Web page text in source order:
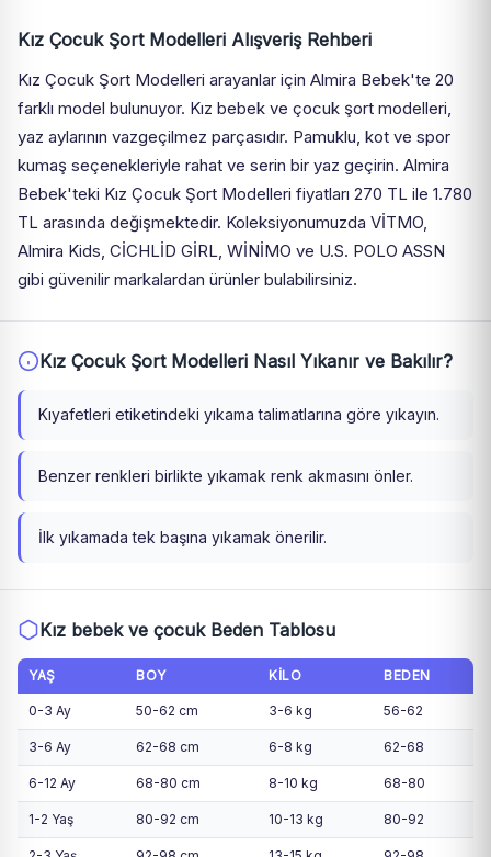
Kız Çocuk Şort Modelleri Alışveriş Rehberi
Kız Çocuk Şort Modelleri arayanlar için Almira Bebek'te 20
farklı model bulunuyor. Kız bebek ve çocuk şort modelleri,
yaz aylarının vazgeçilmez parçasıdır. Pamuklu, kot ve spor
kumaş seçenekleriyle rahat ve serin bir yaz geçirin. Almira
Bebek'teki Kız Çocuk Şort Modelleri fiyatları 270 TL ile 1.780
TL arasında değişmektedir. Koleksiyonumuzda VİTMO,
Almira Kids, CİCHLİD GİRL, WİNİMO ve U.S. POLO ASSN
gibi güvenilir markalardan ürünler bulabilirsiniz.
Kız Çocuk Şort Modelleri Nasıl Yıkanır ve Bakılır?
Kıyafetleri etiketindeki yıkama talimatlarına göre yıkayın.
Benzer renkleri birlikte yıkamak renk akmasını önler.
İlk yıkamada tek başına yıkamak önerilir.
Kız bebek ve çocuk Beden Tablosu
YAŞ BOY KILO BEDEN
0-3 Ay 50-62 cm 3-6 kg 56-62
3-6 Ay 62-68 cm 6-8 kg 62-68
6-12 Ay 68-80 cm 8-10 kg 68-80
1-2 Yaş 80-92 cm 10-13 kg 80-92